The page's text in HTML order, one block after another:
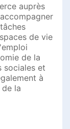
auprès
de vie
de la
sociales et
à
la